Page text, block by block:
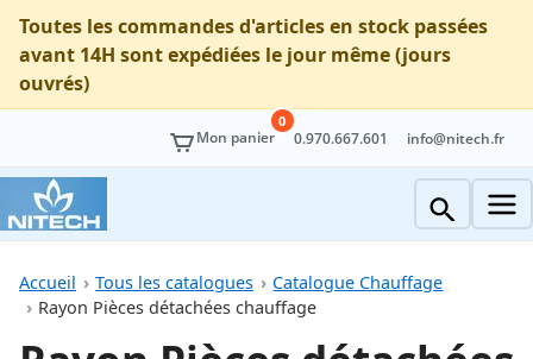
Toutes les commandes d'articles en stock passées
avant 14H sont expédiées le jour même (jours
ouvrés)
Mon panier
0
0.970.667.601 info@nitech.fr
Accueil Tous les catalogues
Catalogue Chauffage
Rayon Pièces détachées chauffage